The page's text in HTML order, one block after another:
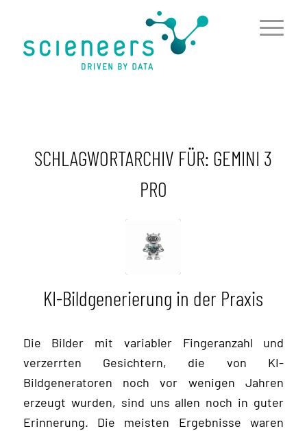
SCHLAGWORTARCHIV FÜR: GEMINI 3
PRO
KI-Bildgenerierung in der Praxis
Die Bilder mit variabler Fingeranzahl und
verzerrten Gesichtern, die von KI-
Bildgeneratoren noch vor wenigen Jahren
erzeugt wurden, sind uns allen noch in guter
Erinnerung. Die meisten Ergebnisse waren